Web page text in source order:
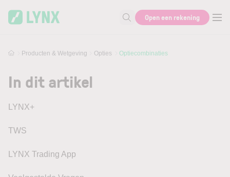
Zoek naar informatie
Open een rekening
Producten & Wetgeving Opties Optiecombinaties
In dit artikel
LYNX+
TWS
LYNX Trading App